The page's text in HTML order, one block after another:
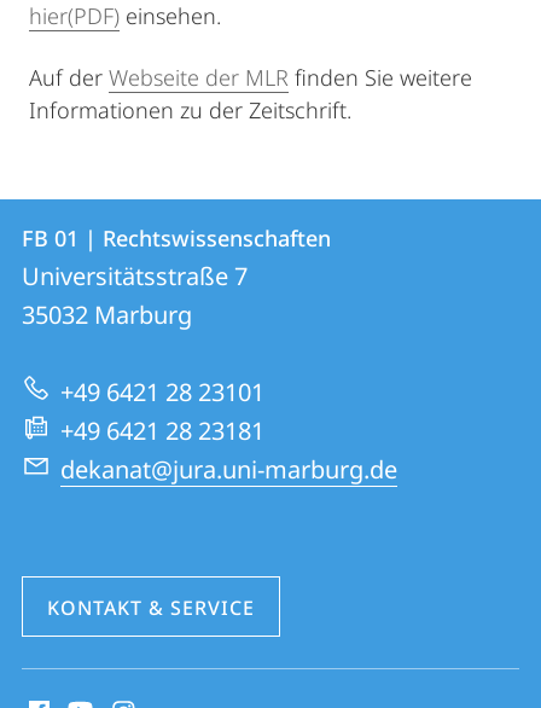
hier(PDF) einsehen.
Auf der Webseite der MLR finden Sie weitere
Informationen zu der Zeitschrift.
Kontakt
und
Informationen
zur
Website
Kontaktinformationen
FB
01
Rechtswissenschaften
FB 01 | Rechtswissenschaften
Universitätsstraße 7
35032 Marburg
+49 6421 28 23101
+49 6421 28 23181
dekanat@jura.uni-marburg.de
KONTAKT & SERVICE